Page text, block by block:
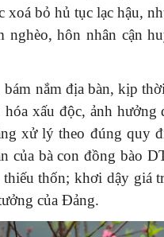
bỏ hủ tục lạc hậu,
nghèo, hôn nhân cận
nắm địa bàn, kịp
xấu độc, ảnh
xử lý theo đúng quy
của bà con đồng bào
thốn; khơi dậy giá
của Đảng.